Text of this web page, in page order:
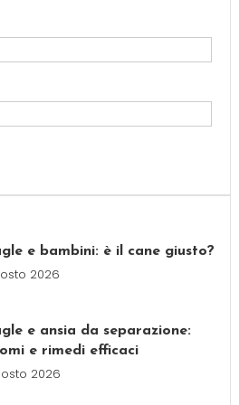
e bambini: è il cane giusto?
2026
e ansia da separazione:
e rimedi efficaci
2026